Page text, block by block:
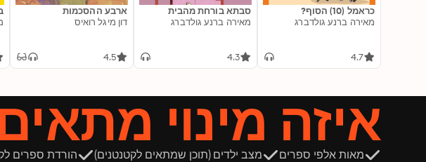
כראמל (10) הסוף?
מאירה ברנע גולדברג
4.7
סבתא בורחת מהבית
מאירה ברנע גולדברג
4.3
ארבע ההסכמות
דון מיגל רואיס
4.5
איזה מינוי
מאות אלפי ספרים מצב ילדים (תוכן שמתאים לקטנטנים) הורדת ספרים